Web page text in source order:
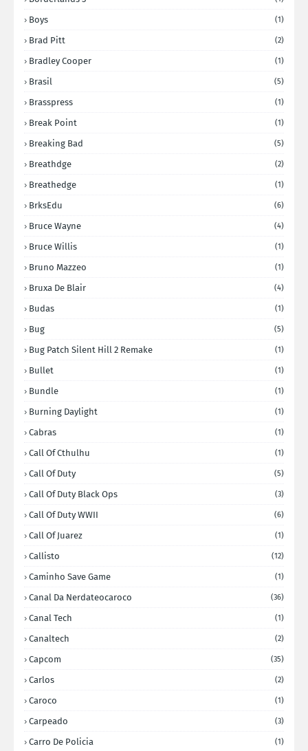
Boys (1)
Brad Pitt (2)
Bradley Cooper (1)
Brasil (5)
Brasspress (1)
Break Point (1)
Breaking Bad (5)
Breathdge (2)
Breathedge (1)
BrksEdu (6)
Bruce Wayne (4)
Bruce Willis (1)
Bruno Mazzeo (1)
Bruxa De Blair (4)
Budas (1)
Bug (5)
Bug Patch Silent Hill 2 Remake (1)
Bullet (1)
Bundle (1)
Burning Daylight (1)
Cabras (1)
Call Of Cthulhu (1)
Call Of Duty (5)
Call Of Duty Black Ops (3)
Call Of Duty WWII (6)
Call Of Juarez (1)
Callisto (12)
Caminho Save Game (1)
Canal Da Nerdateocaroco (36)
Canal Tech (1)
Canaltech (2)
Capcom (35)
Carlos (2)
Caroco (1)
Carpeado (3)
Carro De Policia (1)